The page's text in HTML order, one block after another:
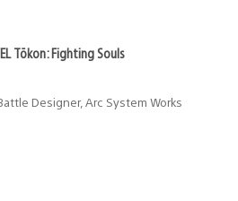
Tōkon: Fighting Souls
Designer, Arc System Works